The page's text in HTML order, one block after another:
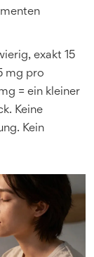
exakt 15
mg pro
= ein kleiner
Keine
Kein